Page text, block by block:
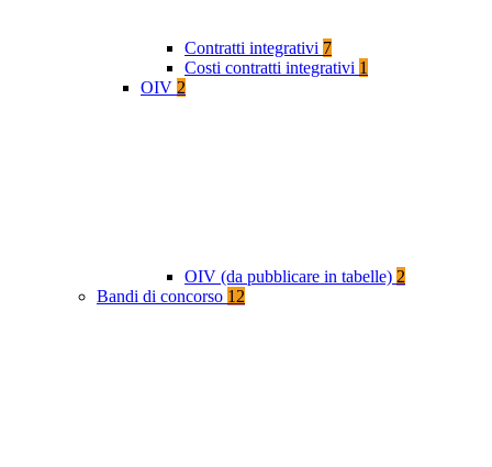
Contratti integrativi 7
Costi contratti integrativi 1
OIV 2
OIV (da pubblicare in tabelle) 2
Bandi di concorso 12